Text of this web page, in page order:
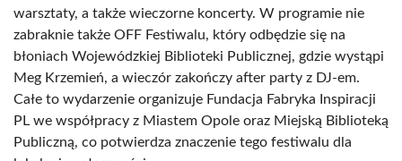
warsztaty, a także wieczorne koncerty. W programie nie
zabraknie także OFF Festiwalu, który odbędzie się na
błoniach Wojewódzkiej Biblioteki Publicznej, gdzie wystąpi
Meg Krzemień, a wieczór zakończy after party z DJ-em.
Całe to wydarzenie organizuje Fundacja Fabryka Inspiracji
PL we współpracy z Miastem Opole oraz Miejską Biblioteką
Publiczną, co potwierdza znaczenie tego festiwalu dla